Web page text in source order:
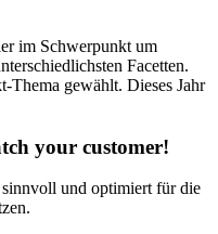
im Schwerpunkt um
Facetten.
Thema gewählt. Dieses Jahr
your customer!
und optimiert für die